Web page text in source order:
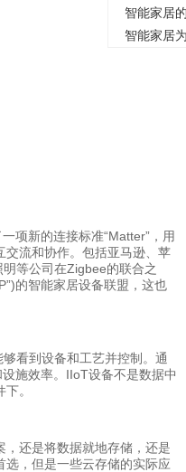
智能家居
智能家居
项新的连接标准“Matter”，用
交流和协作。包括亚马逊、苹
等公司在Zigbee的联合之
的智能家居设备联盟，这也
看到设备和工艺并控制。通
施效率。IIoT设备不是数据中
。
，还是将数据就地存储，还是
，但是一些云存储的实际应